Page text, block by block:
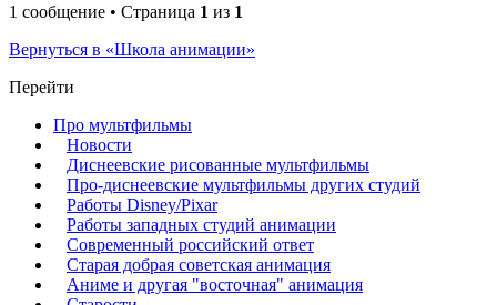
1 сообщение • Страница 1 из 1
Вернуться в «Школа анимации»
Перейти
Про мультфильмы
Новости
Диснеевские рисованные мультфильмы
Про-диснеевские мультфильмы других студий
Работы Disney/Pixar
Работы западных студий анимации
Современный российский ответ
Старая добрая советская анимация
Аниме и другая "восточная" анимация